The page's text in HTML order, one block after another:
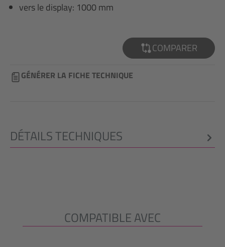
vers le display: 1000 mm
COMPARER
GÉNÉRER LA FICHE TECHNIQUE
DÉTAILS TECHNIQUES
Ignorer la galerie de produits
COMPATIBLE AVEC